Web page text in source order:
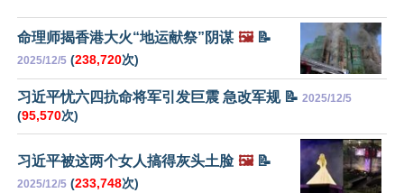
命理师揭香港大火“地运献祭”阴谋 🖼️📝
2025/12/5 (238,720次)
习近平忧六四抗命将军引发巨震 急改军规 📝 2025/12/5
(95,570次)
习近平被这两个女人搞得灰头土脸 🖼️📝
2025/12/5 (233,748次)